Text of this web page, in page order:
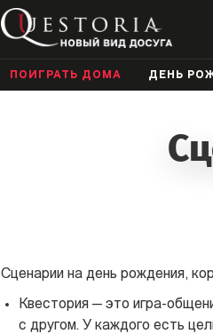
ПОИГРАТЬ ДОМА ДЕНЬ
Сценарии на день рождения,
Квестория — это игра-
с другом. У каждого есть